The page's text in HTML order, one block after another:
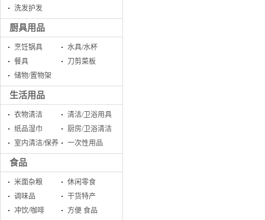
洗发护发
厨具用品
烹饪锅具
水具/水杯
餐具
刀剪菜板
储物/置物架
生活用品
衣物清洁
清洁/卫浴用具
纸品湿巾
厨房/卫浴清洁
室内清洁/保养
一次性用品
食品
米面杂粮
休闲零食
调味品
干货特产
冲饮/咖啡
方便 食品